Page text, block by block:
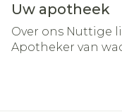
Uw apotheek
Over ons Nuttige
Apotheker van